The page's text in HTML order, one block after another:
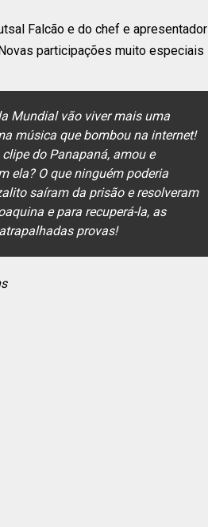
Falcão e do chef e apresentador
participações muito especiais
Mundial vão viver mais uma
música que bombou na internet!
do Panapaná, amou e
ela? O que ninguém poderia
saíram da prisão e resolveram
e para recuperá-la, as
provas!